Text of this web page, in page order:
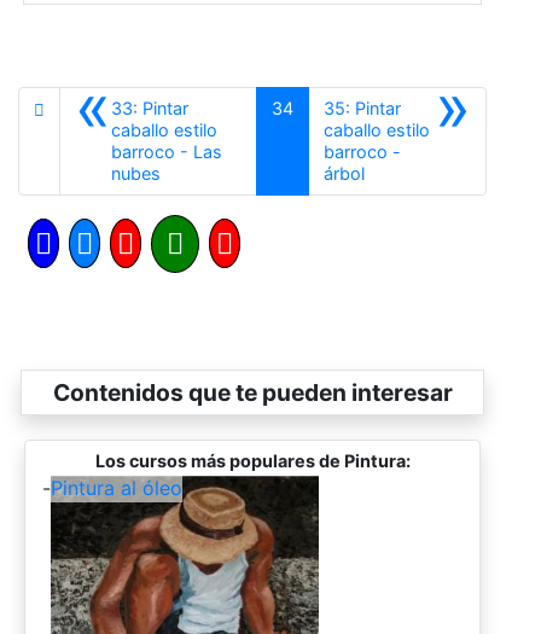
«33: Pintar
caballo estilo
barroco - Las
nubes
34 »
35: Pintar
caballo estilo
barroco -
árbolSiguiente
Contenidos que te pueden interesar
Los cursos más populares de Pintura:
-Pintura al óleo